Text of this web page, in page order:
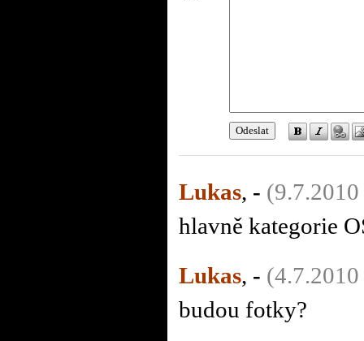
Lukas, -
hlavně kategorie
Lukas, -
budou fotky?